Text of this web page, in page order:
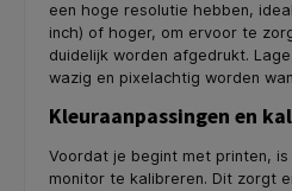
een hoge resolutie hebben,
inch) of hoger, om ervoor te
duidelijk worden afgedrukt.
wazig en pixelachtig worden
Kleuraanpassingen en
Voordat je begint met printen,
monitor te kalibreren. Dit zorgt